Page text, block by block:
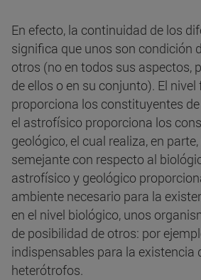
En efecto, la continuidad de los
significa que unos son condición
otros (no en todos sus aspectos,
de ellos o en su conjunto). El
proporciona los constituyentes
el astrofísico proporciona los
geológico, el cual realiza, en
semejante con respecto al
astrofísico y geológico
ambiente necesario para la
en el nivel biológico, unos
de posibilidad de otros: por
indispensables para la existencia
heterótrofos.